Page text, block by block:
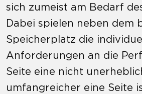
sich zumeist am Bedarf
Dabei spielen neben dem
Speicherplatz die
Anforderungen an die
Seite eine nicht
umfangreicher eine Seite